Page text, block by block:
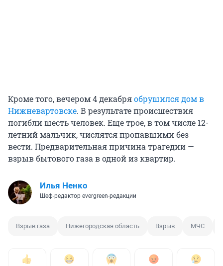
Кроме того, вечером 4 декабряобрушился дом в
Нижневартовске. В результате происшествия
погибли шесть человек. Еще трое, в том числе 12-
летний мальчик, числятся пропавшими без
вести. Предварительная причина трагедии —
взрыв бытового газа в одной из квартир.
Илья Ненко
Шеф-редактор evergreen-редакции
Взрыв газа Нижегородская область Взрыв МЧС